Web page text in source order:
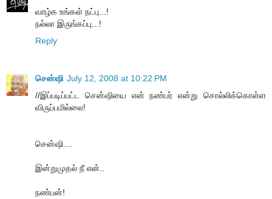
வாழ்க உங்கள் நட்பு...!
நல்லா இருங்கப்பு...!
Reply
சென்ஷி July 12, 2008 at 10:22 PM
//இப்படிப்பட்ட சென்ஷியை என் நண்பர் என்று சொல்லிக்கொள்ள
விருப்பமில்லை!
சென்ஷி....
இன்றுமுதல் நீ என்..
நண்பன்!